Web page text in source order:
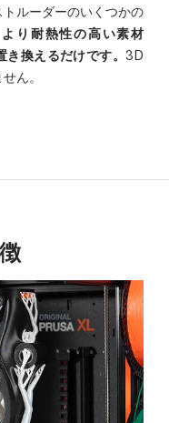
ルーダーのいくつかの
より耐熱性の高い素材
換えるだけです。 3D
ん。